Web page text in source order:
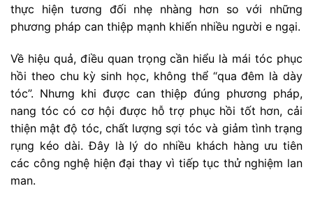
thực hiện tương đối nhẹ nhàng hơn so với những
phương pháp can thiệp mạnh khiến nhiều người e ngại.
Về hiệu quả, điều quan trọng cần hiểu là mái tóc phục
hồi theo chu kỳ sinh học, không thể “qua đêm là dày
tóc”. Nhưng khi được can thiệp đúng phương pháp,
nang tóc có cơ hội được hỗ trợ phục hồi tốt hơn, cải
thiện mật độ tóc, chất lượng sợi tóc và giảm tình trạng
rụng kéo dài. Đây là lý do nhiều khách hàng ưu tiên
các công nghệ hiện đại thay vì tiếp tục thử nghiệm lan
man.